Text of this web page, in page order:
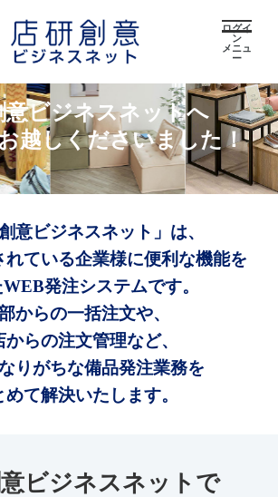
ログイ
ン
メニュ
ー
意ビジネスネットへ
越しくださいました！
意ビジネスネット」は、
れている企業様に便利な機能を
発注システムです。
からの一括注文や、
からの注文管理など、
りがちな備品発注業務を
めて解決いたします。
ビジネスネットで